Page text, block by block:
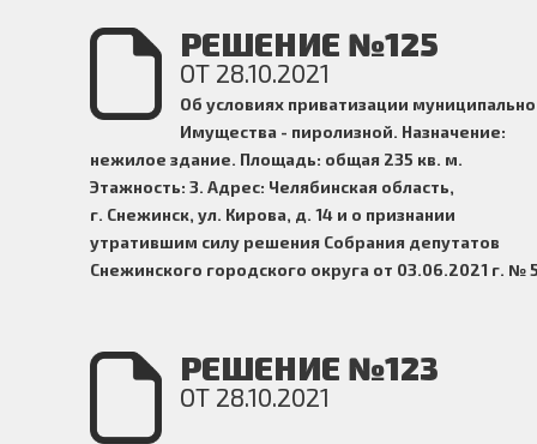
РЕШЕНИЕ №125
ОТ 28.10.2021
Об условиях приватизации
Имущества - пиролизной. Назначение:
нежилое здание. Площадь: общая 235 кв. м.
Этажность: 3. Адрес: Челябинская область,
г. Снежинск, ул. Кирова, д. 14 и о признании
утратившим силу решения Собрания депутатов
Снежинского городского округа от 03.06.2021 г. №
РЕШЕНИЕ №123
ОТ 28.10.2021